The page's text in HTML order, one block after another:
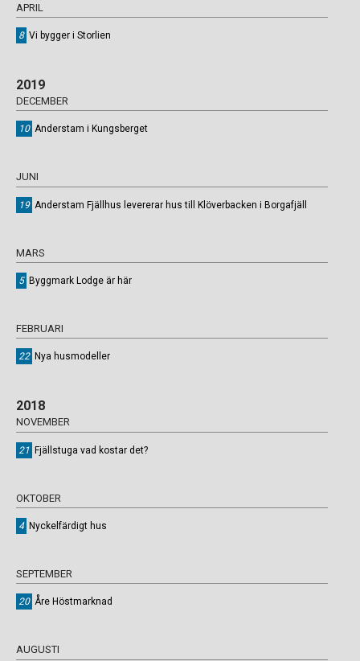
APRIL
8 Vi bygger i Storlien
2019
DECEMBER
10 Anderstam i Kungsberget
JUNI
19 Anderstam Fjällhus levererar hus till Klöverbacken i Borgafjäll
MARS
5 Byggmark Lodge är här
FEBRUARI
22 Nya husmodeller
2018
NOVEMBER
21 Fjällstuga vad kostar det?
OKTOBER
4 Nyckelfärdigt hus
SEPTEMBER
20 Åre Höstmarknad
AUGUSTI